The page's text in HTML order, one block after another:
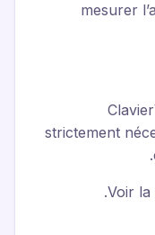
mesurer
strictement
.